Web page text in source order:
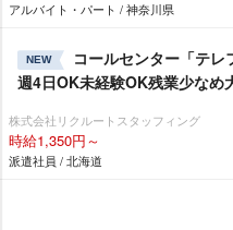
アルバイト・パート / 神奈川県
NEW
コールセンター「テ
週4日OK未経験OK残業少なめ
株式会社リクルートスタッフィング
時給1,350円～
派遣社員 / 北海道